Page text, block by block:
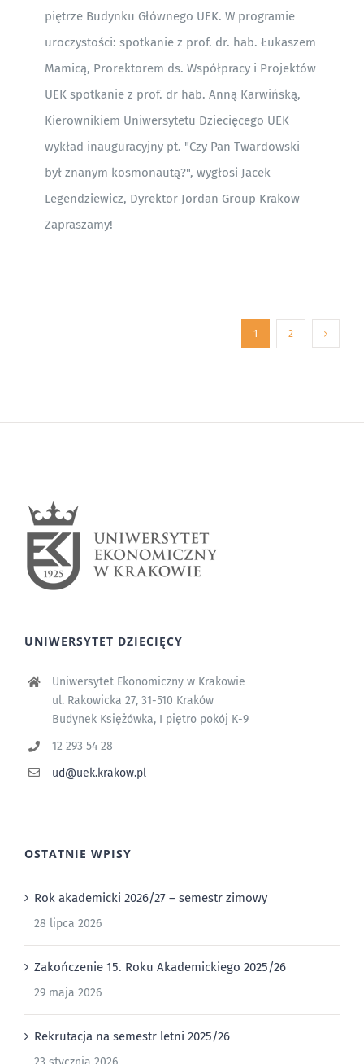
piętrze Budynku Głównego UEK. W programie
uroczystości: spotkanie z prof. dr. hab. Łukaszem
Mamicą, Prorektorem ds. Współpracy i Projektów
UEK spotkanie z prof. dr hab. Anną Karwińską,
Kierownikiem Uniwersytetu Dziecięcego UEK
wykład inauguracyjny pt. "Czy Pan Twardowski
był znanym kosmonautą?", wygłosi Jacek
Legendziewicz, Dyrektor Jordan Group Krakow
Zapraszamy!
1 2
UNIWERSYTET DZIECIĘCY
Uniwersytet Ekonomiczny w Krakowie
ul. Rakowicka 27, 31-510 Kraków
Budynek Księżówka, I piętro pokój K-9
12 293 54 28
ud@uek.krakow.pl
OSTATNIE WPISY
Rok akademicki 2026/27 – semestr zimowy
28 lipca 2026
Zakończenie 15. Roku Akademickiego 2025/26
29 maja 2026
Rekrutacja na semestr letni 2025/26